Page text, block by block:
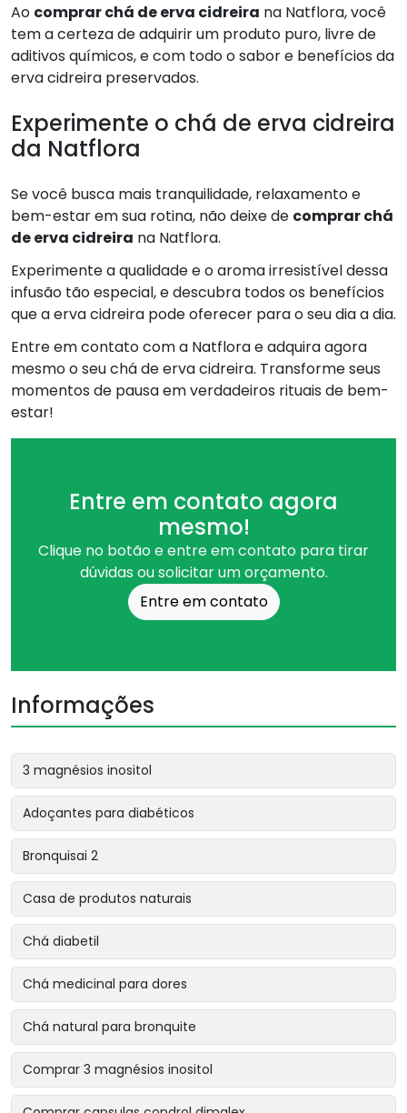
Ao comprar chá de erva cidreira na Natflora, você
tem a certeza de adquirir um produto puro, livre de
aditivos químicos, e com todo o sabor e benefícios da
erva cidreira preservados.
Experimente o chá de erva cidreira
da Natflora
Se você busca mais tranquilidade, relaxamento e
bem-estar em sua rotina, não deixe de comprar chá
de erva cidreira na Natflora.
Experimente a qualidade e o aroma irresistível dessa
infusão tão especial, e descubra todos os benefícios
que a erva cidreira pode oferecer para o seu dia a dia.
Entre em contato com a Natflora e adquira agora
mesmo o seu chá de erva cidreira. Transforme seus
momentos de pausa em verdadeiros rituais de bem-
estar!
Entre em contato agora
mesmo!
Clique no botão e entre em contato para tirar
dúvidas ou solicitar um orçamento.
Entre em contato
Informações
3 magnésios inositol
Adoçantes para diabéticos
Bronquisai 2
Casa de produtos naturais
Chá diabetil
Chá medicinal para dores
Chá natural para bronquite
Comprar 3 magnésios inositol